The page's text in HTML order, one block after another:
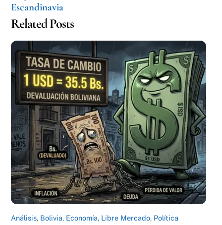
Escandinavia
Related Posts
Análisis, Bolivia, Economía, Libre Mercado, Política